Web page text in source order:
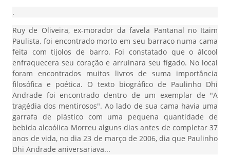
.
Ruy de Oliveira, ex-morador da favela Pantanal no Itaim
Paulista, foi encontrado morto em seu barraco numa cama
feita com tijolos de barro. Foi constatado que o álcool
enfraquecera seu coração e arruinara seu fígado. No local
foram encontrados muitos livros de suma importância
filosófica e poética. O texto biográfico de Paulinho Dhi
Andrade foi encontrado dentro de um exemplar de "A
tragédia dos mentirosos". Ao lado de sua cama havia uma
garrafa de plástico com uma pequena quantidade de
bebida alcoólica Morreu alguns dias antes de completar 37
anos de vida, no dia 23 de março de 2006, dia que Paulinho
Dhi Andrade aniversariava...